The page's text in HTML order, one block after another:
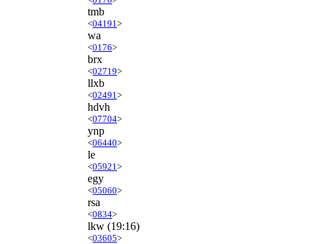
tmb
<04191 >
wa
<0176>
brx
<02719>
llxb
<02491 >
hdvh
<07704>
ynp
<06440>
le
<05921 >
egy
<05060>
rsa
<0834>
lkw (19:16)
<03605>